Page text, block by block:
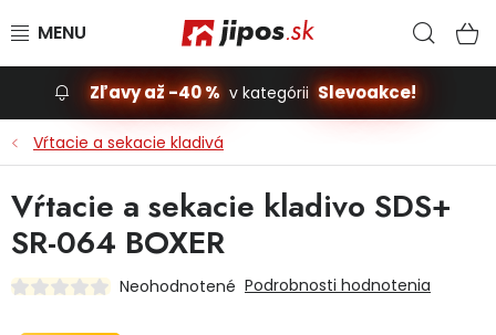
Slevoakce
Stavba, dom
Dielňa
Zľavy až -40 % v kategórii Slevoakce!
Vŕtacie a sekacie kladivá
Vŕtacie a sekacie kladivo SDS+
SR-064 BOXER
Neohodnotené Podrobnosti hodnotenia